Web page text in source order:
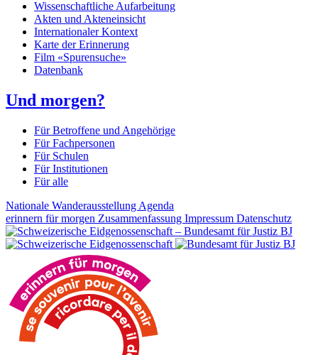
Wissenschaftliche Aufarbeitung
Akten und Akteneinsicht
Internationaler Kontext
Karte der Erinnerung
Film «Spurensuche»
Datenbank
Und morgen?
Für Betroffene und Angehörige
Für Fachpersonen
Für Schulen
Für Institutionen
Für alle
Nationale Wanderausstellung Agenda
erinnern für morgen Zusammenfassung Impressum Datenschutz